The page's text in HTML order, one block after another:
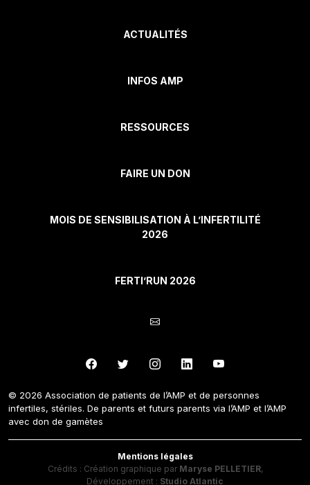
ACTUALITÉS
INFOS AMP
RESSOURCES
FAIRE UN DON
MOIS DE SENSIBILISATION À L’INFERTILITÉ
2026
FERTI’RUN 2026
© 2026 Association de patients de l’AMP et de personnes
infertiles, stériles. De parents et futurs parents via l’AMP et l’AMP
avec don de gamètes
Mentions légales
Crédits : Création graphique par Maryse PELLETIER,
Développement : Studio Atlantic